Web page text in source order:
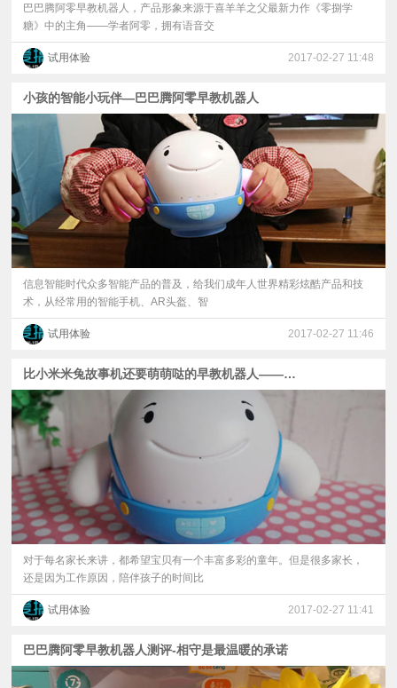
巴巴腾阿零早教机器人，产品形象来源于喜羊羊之父最新力作《零捌学
糖》中的主角——学者阿零，拥有语音交
试用体验 2017-02-27 11:48
​小孩的智能小玩伴—巴巴腾阿零早教机器人
信息智能时代众多智能产品的普及，给我们成年人世界精彩炫酷产品和技
术，从经常用的智能手机、AR头盔、智
试用体验 2017-02-27 11:46
比小米米兔故事机还要萌萌哒的早教机器人——巴巴腾阿零儿童早教机器人
对于每名家长来讲，都希望宝贝有一个丰富多彩的童年。但是很多家长，
还是因为工作原因，陪伴孩子的时间比
试用体验 2017-02-27 11:41
巴巴腾阿零早教机器人测评-相守是最温暖的承诺